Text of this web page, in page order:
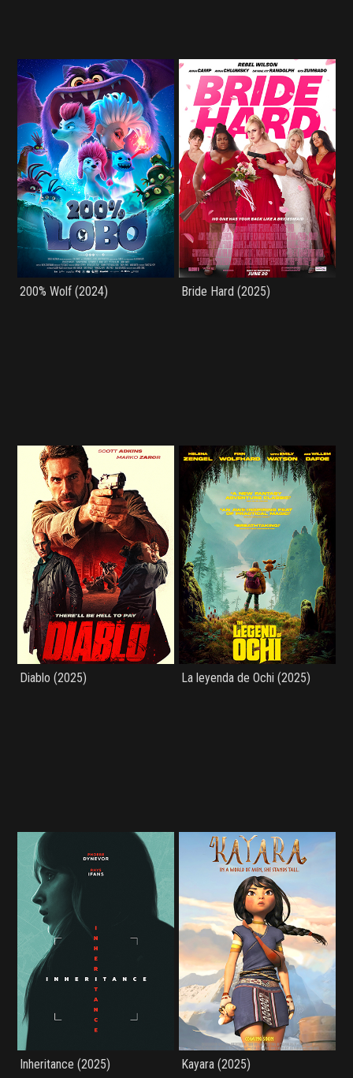
200% Wolf (2024) Bride Hard (2025)
Diablo (2025) La leyenda de Ochi (2025)
Inheritance (2025) Kayara (2025)